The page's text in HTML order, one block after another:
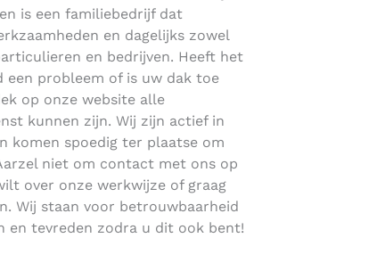
is een familiebedrijf dat
en dagelijks zowel
en bedrijven. Heeft het
een probleem of is uw dak toe
op onze website alle
kunnen zijn. Wij zijn actief in
komen spoedig ter plaatse om
niet om contact met ons op
over onze werkwijze of graag
Wij staan voor betrouwbaarheid
en tevreden zodra u dit ook bent!